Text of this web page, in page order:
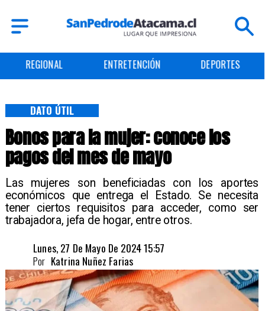
REGIONAL ENTRETENCIÓN DEPORTES
Bonos para la mujer: conoce los
pagos del mes de mayo
Las mujeres son beneficiadas con los aportes
económicos que entrega el Estado. Se necesita
tener ciertos requisitos para acceder, como ser
trabajadora, jefa de hogar, entre otros.
DATO ÚTIL
Lunes, 27 De Mayo De 2024 15:57
Katrina Nuñez Farias
Por